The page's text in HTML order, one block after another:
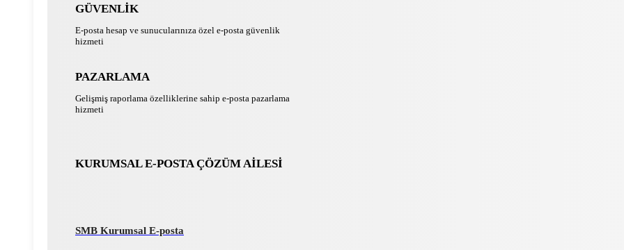
GÜVENLİK
E-posta hesap ve sunucularınıza özel e-posta güvenlik
hizmeti
PAZARLAMA
Gelişmiş raporlama özelliklerine sahip e-posta pazarlama
hizmeti
KURUMSAL E-POSTA ÇÖZÜM AİLESİ
SMB Kurumsal E-posta